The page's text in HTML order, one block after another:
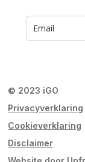
© 2023 iGO
Privacyverklaring
Cookieverklaring
Disclaimer